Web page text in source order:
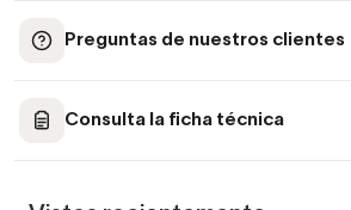
Preguntas de nuestros clientes
Consulta la ficha técnica